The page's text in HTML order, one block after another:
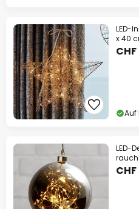
LED-
x 40
Auf
LED-